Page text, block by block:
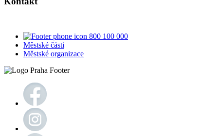
800 100 000
Městské části
Městské organizace